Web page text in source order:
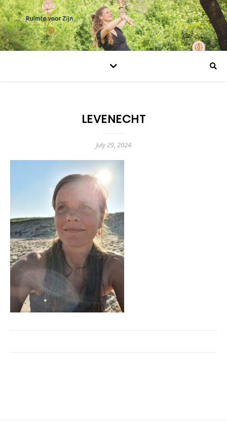
LEVENECHT
July 29, 2024